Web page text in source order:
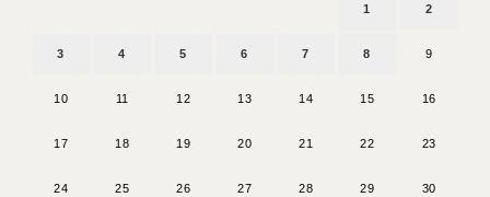
1 2
3 4 5 6 7 8 9
10 11 12 13 14 15 16
17 18 19 20 21 22 23
24 25 26 27 28 29 30